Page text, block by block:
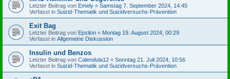
Letzter Beitrag von Emely « Samstag 7. September 2024, 14:45
Verfasst in Suizid-Thematik und Suizidversuchs-Prävention
Exit Bag
Letzter Beitrag von Epsilon « Montag 19. August 2024, 00:29
Verfasst in Allgemeine Diskussion
Insulin und Benzos
Letzter Beitrag von Calendula12 « Sonntag 21. Juli 2024, 10:56
Verfasst in Suizid-Thematik und Suizidversuchs-Prävention